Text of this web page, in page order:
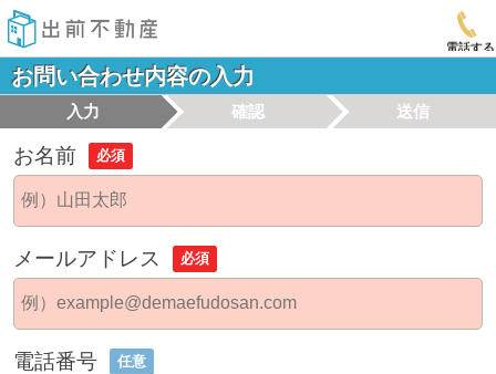
電話する
お問い合わせ内容の入力
入力 確認 送信
お名前 必須
メールアドレス 必須
電話番号 任意